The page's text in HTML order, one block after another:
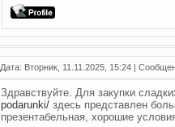
Дата: Вторник, 11.11.2025, 15:24 |
Здравствуйте. Для закупки
podarunki/ здесь представлен
презентабельная, хорошие